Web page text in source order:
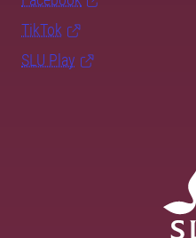
TikTok
SLU Play